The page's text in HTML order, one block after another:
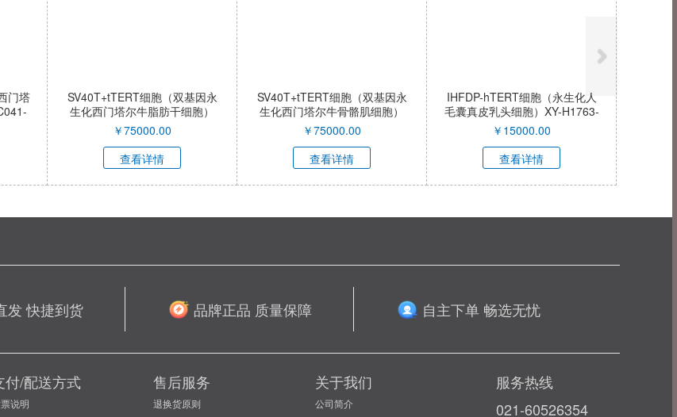
门塔
SV40T+tTERT细胞（双基因永
生化西门塔尔牛脂肪干细胞）
XY-C040-QI
￥75000.00
查看详情
SV40T+tTERT细胞（双基因永
生化西门塔尔牛骨骼肌细胞）
XY-C039-QI
￥75000.00
查看详情
IHFDP-hTERT细胞（永生化人
毛囊真皮乳头细胞）XY-H1763-
QI
￥ 15000.00
查看详情
发 快捷到货 品牌正品 质量保障 自主下单 畅选无忧
付/配送方式
说明
售后服务
退换货原则
关于我们
公司简介
服务热线
021-60526354